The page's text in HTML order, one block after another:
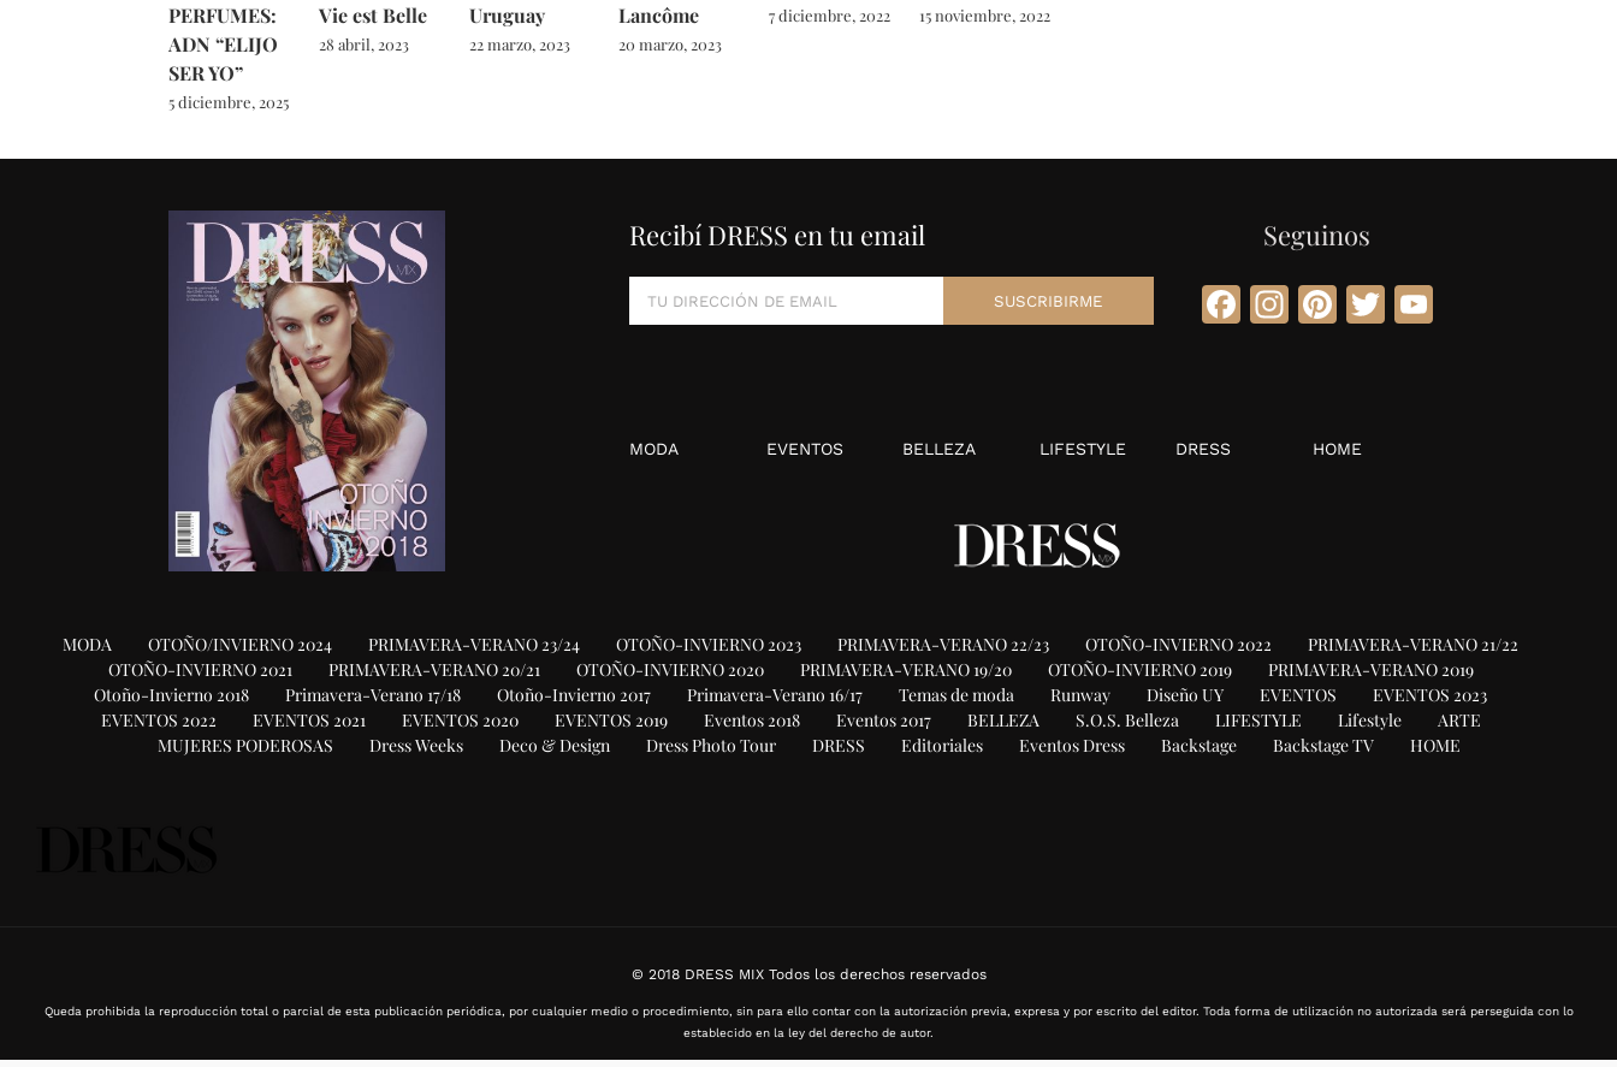
PERFUMES:
ADN “ELIJO
SER YO”
5 diciembre, 2025
Vie est Belle
28 abril, 2023
Uruguay
22 marzo, 2023
Lancôme
20 marzo, 2023
7 diciembre, 2022 15 noviembre, 2022
Recibí DRESS en tu email Seguinos
Facebook
Instagram
Pinterest
TwitterYouTube
MODA EVENTOS BELLEZA LIFESTYLE DRESS HOME
MODA OTOÑO/INVIERNO 2024 PRIMAVERA-VERANO 23/24 OTOÑO-INVIERNO 2023 PRIMAVERA-VERANO 22/23 OTOÑO-INVIERNO 2022
PRIMAVERA-VERANO 21/22
OTOÑO-INVIERNO 2021
PRIMAVERA-VERANO 20/21 OTOÑO-INVIERNO 2020 PRIMAVERA-VERANO 19/20 OTOÑO-INVIERNO 2019
PRIMAVERA-VERANO 2019
Otoño-Invierno 2018
Primavera-Verano 17/18 Otoño-Invierno 2017 Primavera-Verano 16/17 Temas de moda Runway Diseño UY EVENTOS
EVENTOS 2023
EVENTOS 2022
EVENTOS 2021 EVENTOS 2020 EVENTOS 2019 Eventos 2018 Eventos 2017 BELLEZA S.O.S. Belleza LIFESTYLE Lifestyle
ARTE
MUJERES PODEROSAS
Dress Weeks Deco & Design Dress Photo Tour DRESS Editoriales Eventos Dress Backstage Backstage TV HOME
© 2018 DRESS MIX Todos los derechos reservados
Queda prohibida la reproducción total o parcial de esta publicación periódica, por cualquier medio o procedimiento, sin para ello contar con la autorización previa, expresa y por escrito del editor. Toda forma de utilización no autorizada será perseguida con lo
establecido en la ley del derecho de autor.